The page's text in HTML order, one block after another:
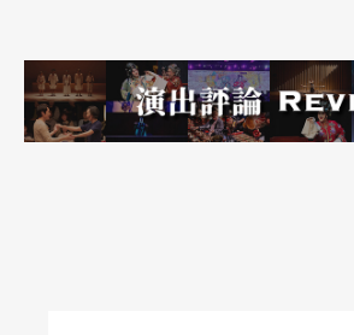
任，从给予阶段性的协助中慢慢